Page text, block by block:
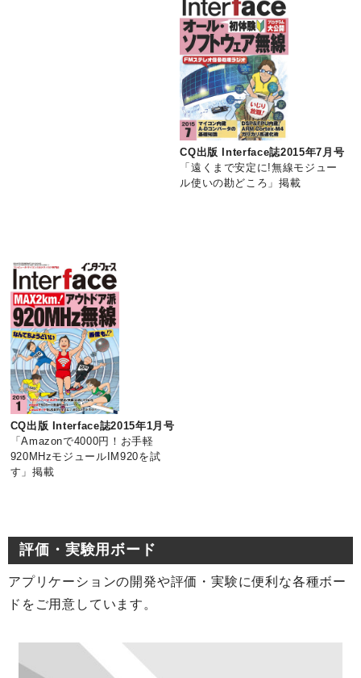
CQ出版 Interface誌2015年7月号
「遠くまで安定に!無線モジュー
ル使いの勘どころ」掲載
CQ出版 Interface誌2015年1月号
「Amazonで4000円！お手軽
920MHzモジュールIM920を試
す」掲載
評価・実験用ボード
アプリケーションの開発や評価・実験に便利な各種ボー
ドをご用意しています。